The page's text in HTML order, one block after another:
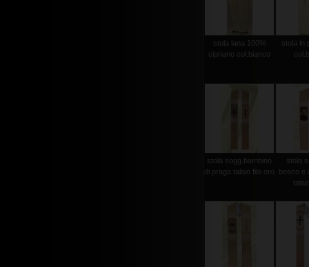
stola lana 100%
cipriano col.bianco
stola in
stola sogg.bambino
di praga talaio filo oro
stola
bosco e